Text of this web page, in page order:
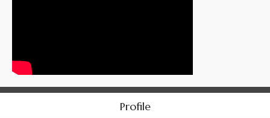
Profile